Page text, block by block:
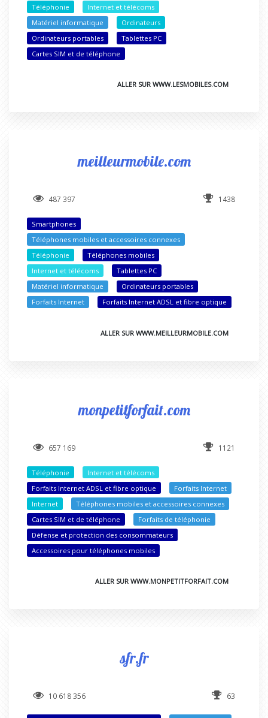
Téléphonie
Internet et télécoms
Matériel informatique
Ordinateurs
Ordinateurs portables
Tablettes PC
Cartes SIM et de téléphone
ALLER SUR WWW.LESMOBILES.COM
meilleurmobile.com
487 397 1438
Smartphones
Téléphones mobiles et accessoires connexes
Téléphonie
Téléphones mobiles
Internet et télécoms
Tablettes PC
Matériel informatique
Ordinateurs portables
Forfaits Internet
Forfaits Internet ADSL et fibre optique
ALLER SUR WWW.MEILLEURMOBILE.COM
monpetitforfait.com
657 169 1121
Téléphonie
Internet et télécoms
Forfaits Internet ADSL et fibre optique
Forfaits Internet
Internet
Téléphones mobiles et accessoires connexes
Cartes SIM et de téléphone
Forfaits de téléphonie
Défense et protection des consommateurs
Accessoires pour téléphones mobiles
ALLER SUR WWW.MONPETITFORFAIT.COM
sfr.fr
10 618 356 63